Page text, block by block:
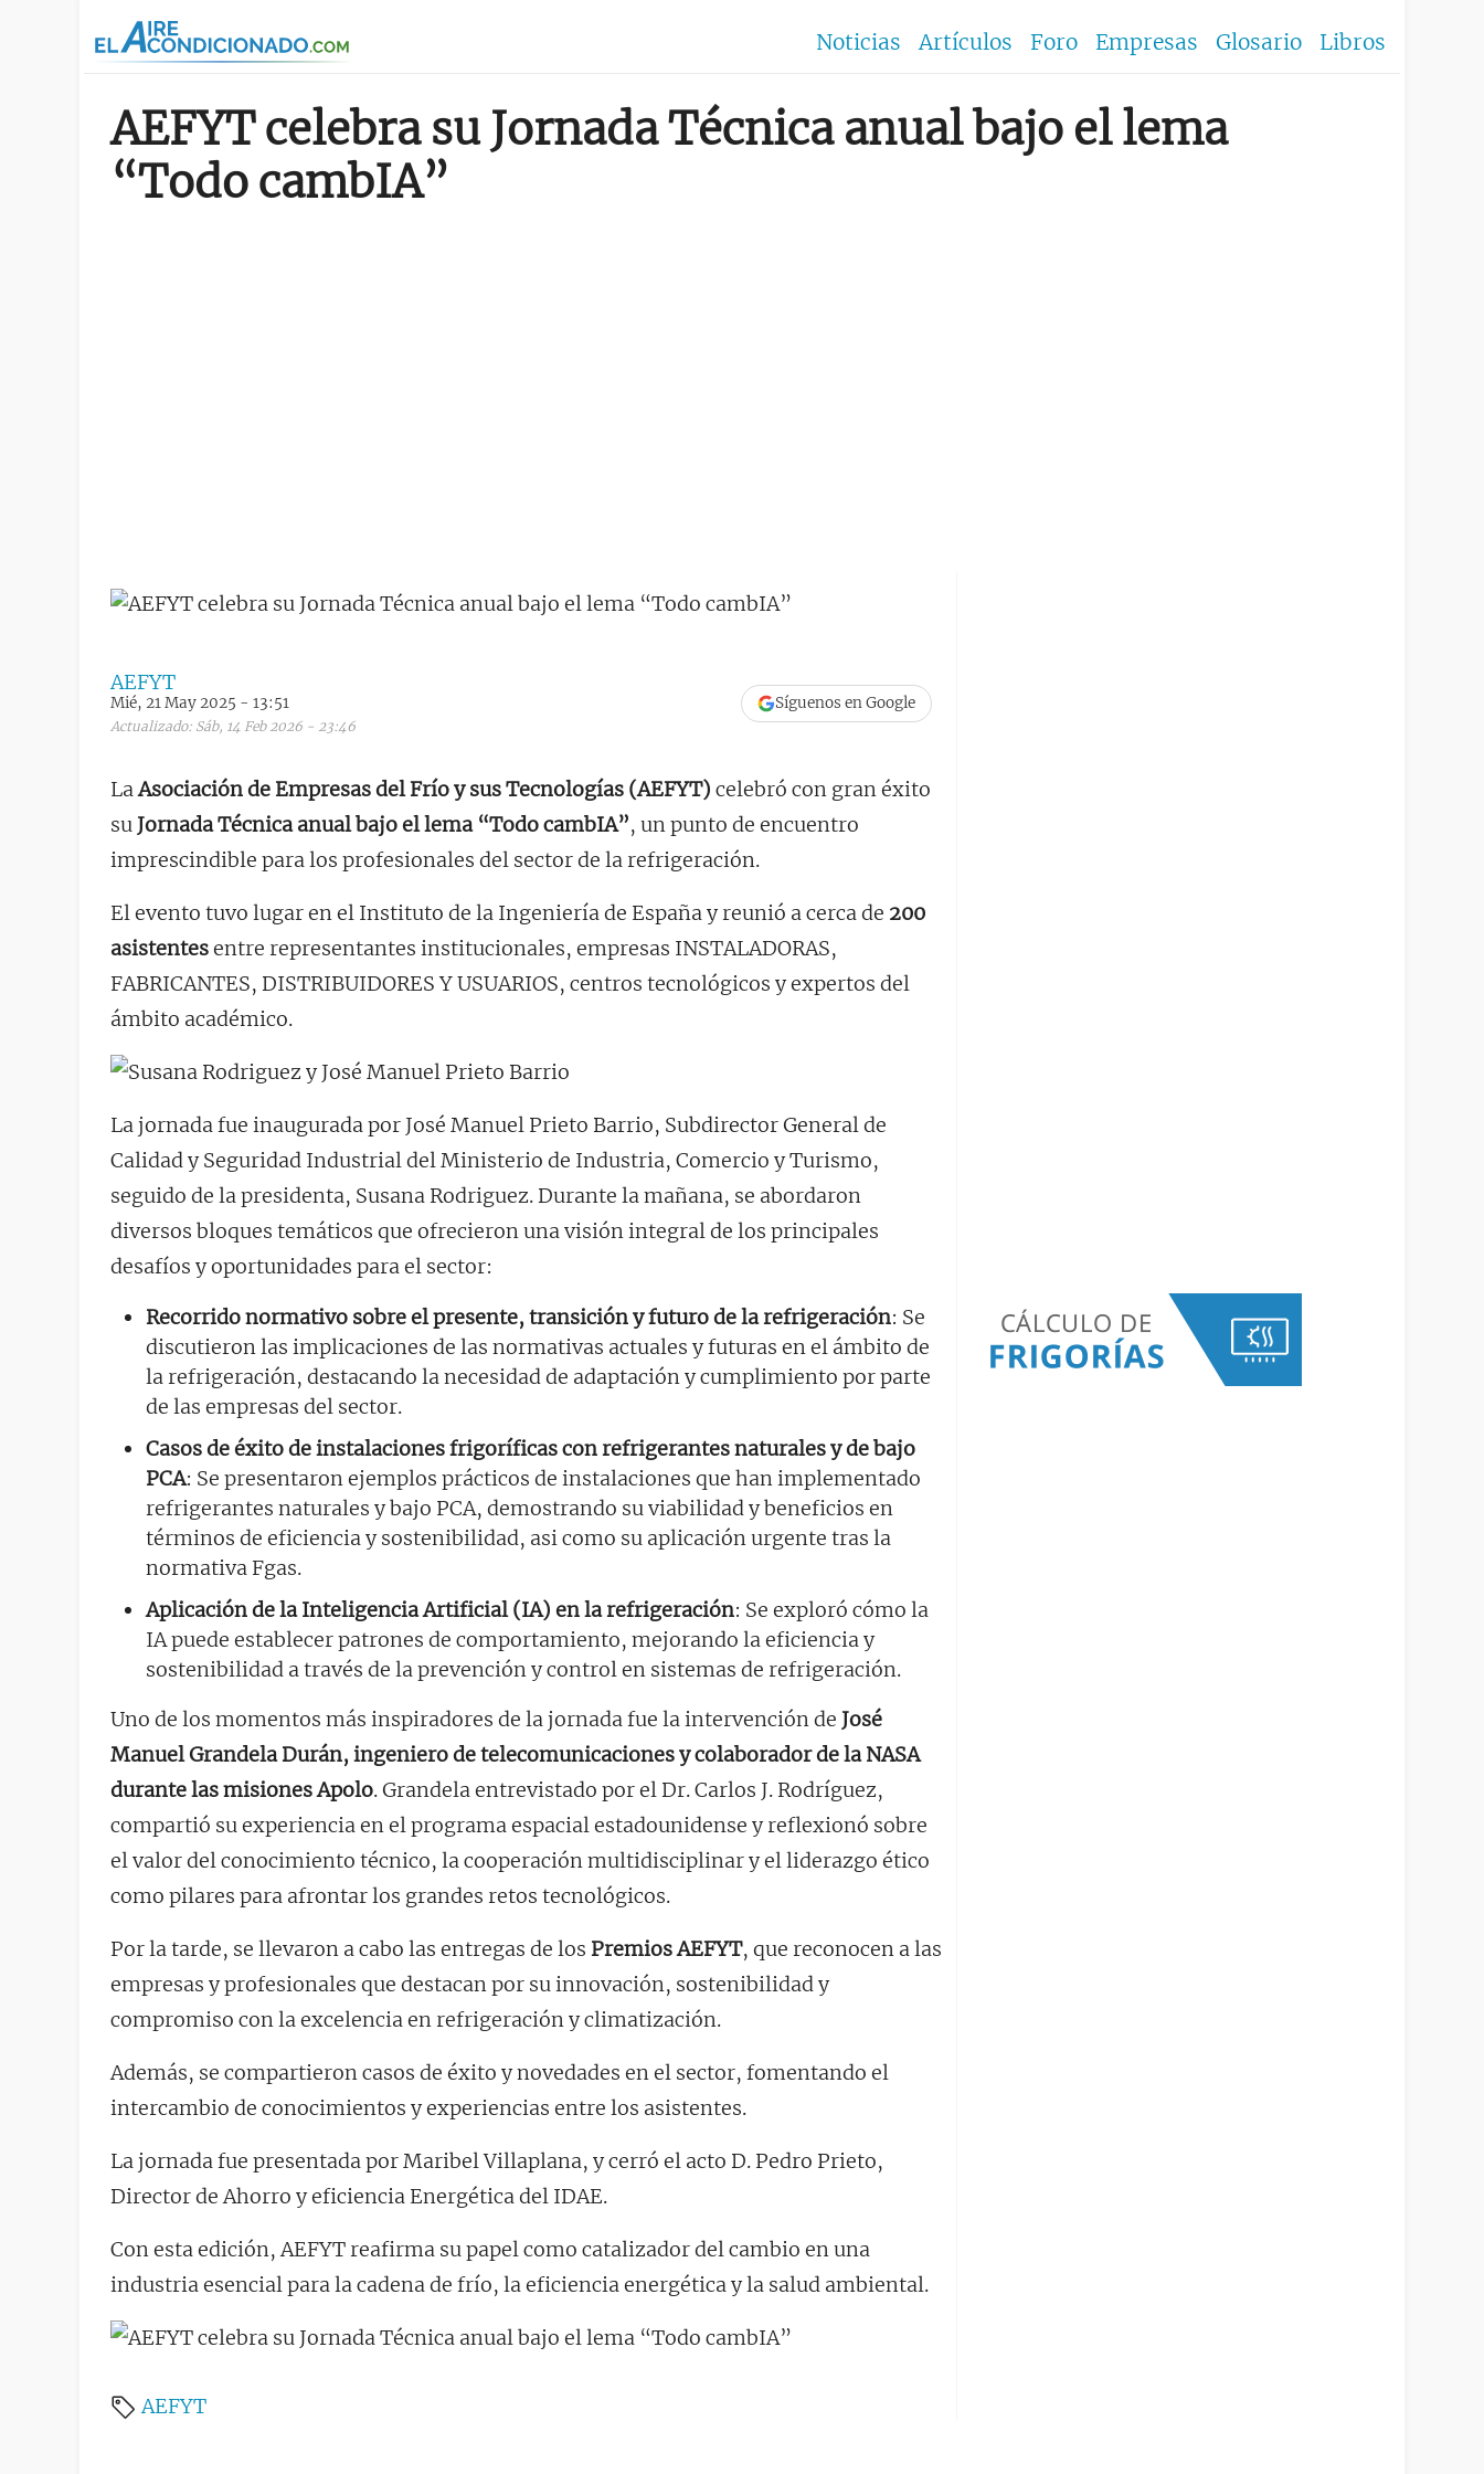
Noticias Artículos Foro Empresas Glosario Libros
AEFYT celebra su Jornada Técnica anual bajo el lema
“Todo cambIA”
AEFYT
Mié, 21 May 2025 - 13:51
Actualizado: Sáb, 14 Feb 2026 - 23:46
Síguenos en Google
LaAsociación de Empresas del Frío y sus Tecnologías (AEFYT) celebró con gran éxito
su Jornada Técnica anual bajo el lema “Todo cambIA”, un punto de encuentro
imprescindible para los profesionales del sector de la refrigeración.
El evento tuvo lugar en el Instituto de la Ingeniería de España y reunió a cerca de 200
asistentesentre representantes institucionales, empresas INSTALADORAS,
FABRICANTES, DISTRIBUIDORES Y USUARIOS, centros tecnológicos y expertos del
ámbito académico.
La jornada fue inaugurada por José Manuel Prieto Barrio, Subdirector General de
Calidad y Seguridad Industrial del Ministerio de Industria, Comercio y Turismo,
seguido de la presidenta, Susana Rodriguez. Durante la mañana, se abordaron
diversos bloques temáticos que ofrecieron una visión integral de los principales
desafíos y oportunidades para el sector:
Recorrido normativo sobre el presente, transición y futuro de la refrigeración: Se
discutieron las implicaciones de las normativas actuales y futuras en el ámbito de
la refrigeración, destacando la necesidad de adaptación y cumplimiento por parte
de las empresas del sector.
Casos de éxito de instalaciones frigoríficas con refrigerantes naturales y de bajo
PCA: Se presentaron ejemplos prácticos de instalaciones que han implementado
refrigerantes naturales y bajo PCA, demostrando su viabilidad y beneficios en
términos de eficiencia y sostenibilidad, asi como su aplicación urgente tras la
normativa Fgas.
Aplicación de la Inteligencia Artificial (IA) en la refrigeración: Se exploró cómo la
IA puede establecer patrones de comportamiento, mejorando la eficiencia y
sostenibilidad a través de la prevención y control en sistemas de refrigeración.
Uno de los momentos más inspiradores de la jornada fue la intervención de José
Manuel Grandela Durán, ingeniero de telecomunicaciones y colaborador de la NASA
durante las misiones Apolo. Grandela entrevistado por el Dr. Carlos J. Rodríguez,
compartió su experiencia en el programa espacial estadounidense y reflexionó sobre
el valor del conocimiento técnico, la cooperación multidisciplinar y el liderazgo ético
como pilares para afrontar los grandes retos tecnológicos.
Por la tarde, se llevaron a cabo las entregas de los Premios AEFYT, que reconocen a las
empresas y profesionales que destacan por su innovación, sostenibilidad y
compromiso con la excelencia en refrigeración y climatización.
Además, se compartieron casos de éxito y novedades en el sector, fomentando el
intercambio de conocimientos y experiencias entre los asistentes.
La jornada fue presentada por Maribel Villaplana, y cerró el acto D. Pedro Prieto,
Director de Ahorro y eficiencia Energética del IDAE.
Con esta edición, AEFYT reafirma su papel como catalizador del cambio en una
industria esencial para la cadena de frío, la eficiencia energética y la salud ambiental.
AEFYT